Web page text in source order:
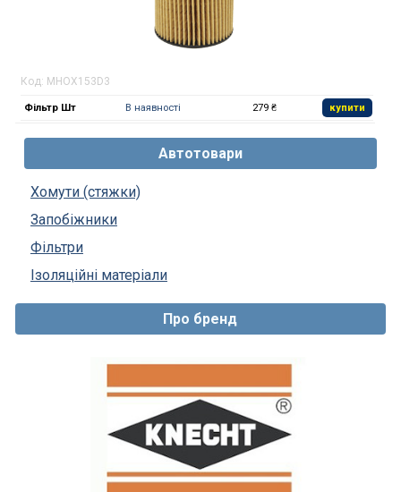
Автотовари
Хомути (стяжки)
Запобіжники
Фільтри
Ізоляційні матеріали
Код: MHOX153D3
Фільтр Шт В наявності 279 ₴ купити
Про бренд